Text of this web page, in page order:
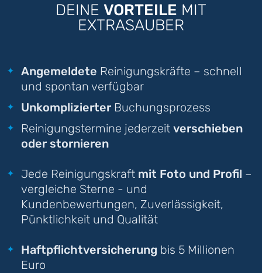
DEINE VORTEILE MIT
EXTRASAUBER
Angemeldete Reinigungskräfte – schnell
und spontan verfügbar
Unkomplizierter Buchungsprozess
Reinigungstermine jederzeit verschieben
oder stornieren
Jede Reinigungskraft mit Foto und Profil –
vergleiche Sterne - und
Kundenbewertungen, Zuverlässigkeit,
Pünktlichkeit und Qualität
Haftpflichtversicherung bis 5 Millionen
Euro